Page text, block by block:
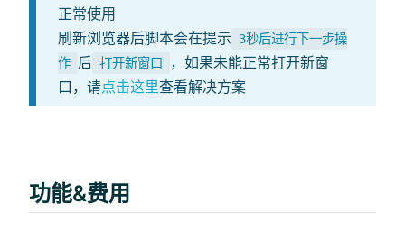
正常使用
刷新浏览器后脚本会在提示
3秒后进行下一步操
作 后 打开新窗口
，如果未能正常打开新窗
口，请点击这里查看解决方案
功能&费用